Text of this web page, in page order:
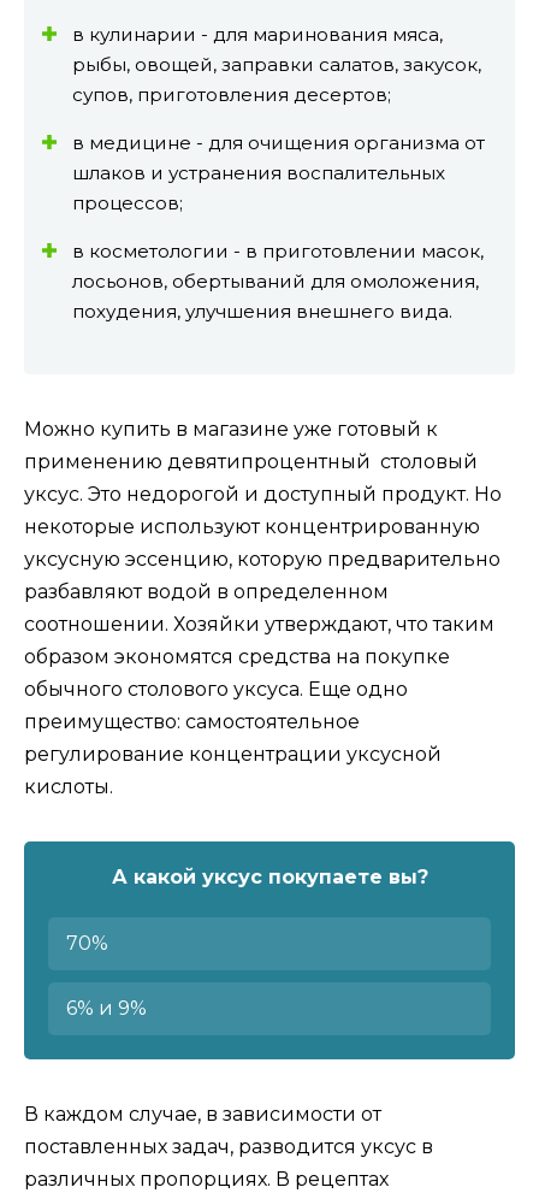
в кулинарии - для маринования мяса,
рыбы, овощей, заправки салатов, закусок,
супов, приготовления десертов;
в медицине - для очищения организма от
шлаков и устранения воспалительных
процессов;
в косметологии - в приготовлении масок,
лосьонов, обертываний для омоложения,
похудения, улучшения внешнего вида.
Можно купить в магазине уже готовый к
применению девятипроцентный столовый
уксус. Это недорогой и доступный продукт. Но
некоторые используют концентрированную
уксусную эссенцию, которую предварительно
разбавляют водой в определенном
соотношении. Хозяйки утверждают, что таким
образом экономятся средства на покупке
обычного столового уксуса. Еще одно
преимущество: самостоятельное
регулирование концентрации уксусной
кислоты.
А какой уксус покупаете вы?
70%
6% и 9%
В каждом случае, в зависимости от
поставленных задач, разводится уксус в
различных пропорциях. В рецептах